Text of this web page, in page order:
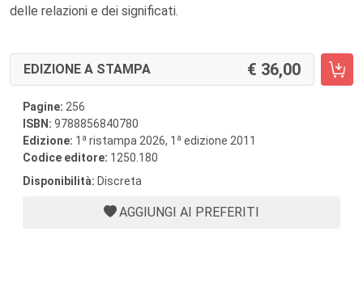
delle relazioni e dei significati.
EDIZIONE A STAMPA 36,00
Pagine: 256
ISBN: 9788856840780
Edizione: 1 a ristampa 2026, 1 a edizione 2011
Codice editore: 1250.180
Disponibilità: Discreta
AGGIUNGI AI PREFERITI